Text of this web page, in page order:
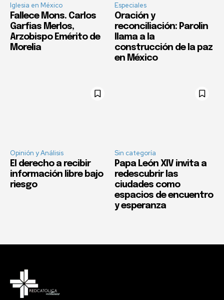
Iglesia en México
Fallece Mons. Carlos
Garfias Merlos,
Arzobispo Emérito de
Morelia
Especiales
Oración y
reconciliación: Parolin
llama a la
construcción de la paz
en México
Opinión y Análisis
El derecho a recibir
información libre bajo
riesgo
Sin categoría
Papa León XIV invita a
redescubrir las
ciudades como
espacios de encuentro
y esperanza